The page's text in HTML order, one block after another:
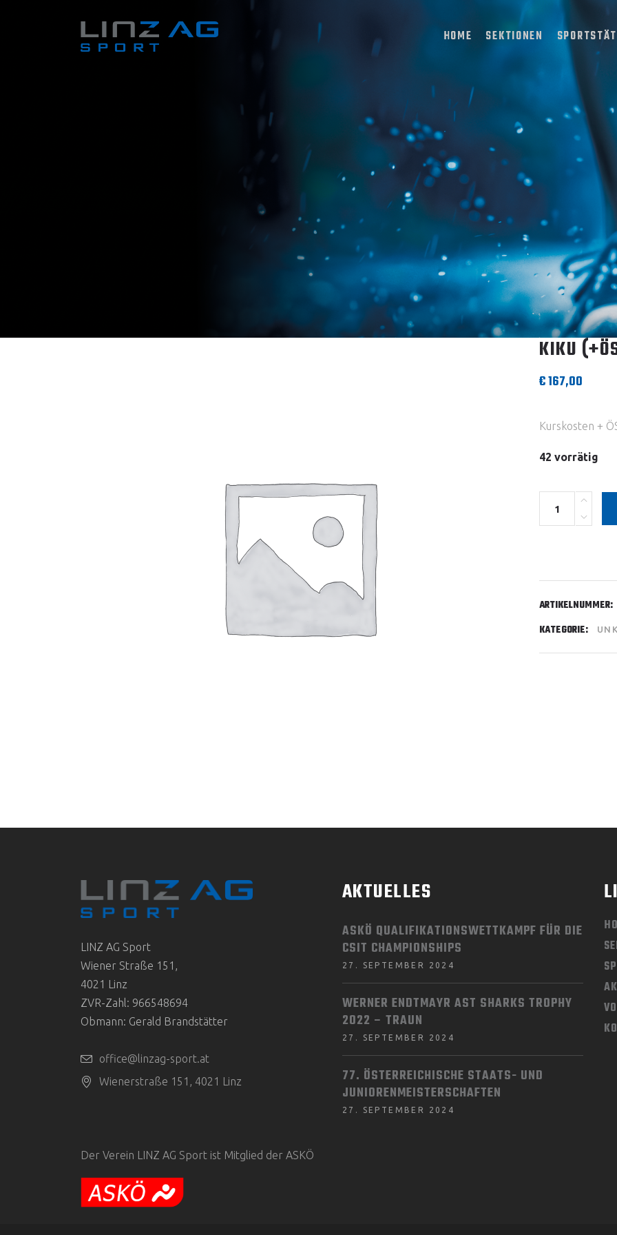
HOME SEKTIONEN
KIKU
€167,00
Kurskosten +
42 vorrätig
ARTIKELNUMMER:
KATEGORIE:
LINZ AG Sport
Wiener Straße 151,
4021 Linz
ZVR-Zahl: 966548694
Obmann: Gerald Brandstätter
office@linzag-sport.at
Wienerstraße 151, 4021 Linz
AKTUELLES
ASKÖ QUALIFIKATIONSWETTKAMPF FÜR DIE
CSIT CHAMPIONSHIPS
27. SEPTEMBER 2024
WERNER ENDTMAYR AST SHARKS TROPHY
2022 – TRAUN
27. SEPTEMBER 2024
77. ÖSTERREICHISCHE STAATS- UND
JUNIORENMEISTERSCHAFTEN
27. SEPTEMBER 2024
Der Verein LINZ AG Sport ist Mitglied der ASKÖ